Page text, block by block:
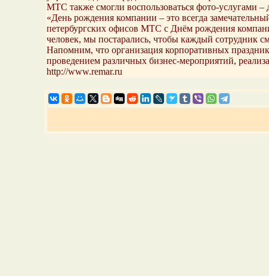
МТС также смогли воспользоваться фото-услугами
«День рождения компании – это всегда
петербургских офисов МТС с Днём рождения
человек, мы постарались, чтобы каждый сотрудник
Напомним, что организация корпоративных
проведением различных бизнес-мероприятий,
http://www.remar.ru